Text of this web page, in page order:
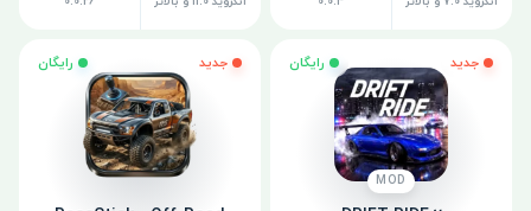
جدید رایگان
MOD
جدید رایگان